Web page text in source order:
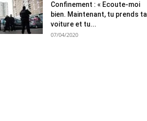
Confinement : « Ecoute-moi
bien. Maintenant, tu prends ta
voiture et tu...
07/04/2020